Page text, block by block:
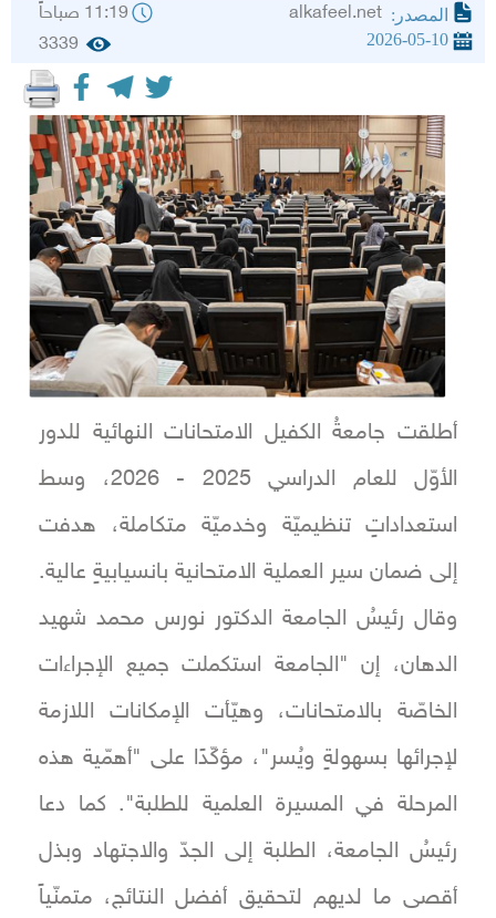
المصدر: 11:19 صباحاً
2026-05-10
3339
أطلقت جامعةُ الكفيل الامتحانات النهائية للدور
الأوّل للعام الدراسي 2025 - 2026، وسط
استعداداتٍ تنظيميّة وخدميّة متكاملة، هدفت
إلى ضمان سير العملية الامتحانية بانسيابيةٍ عالية.
وقال رئيسُ الجامعة الدكتور نورس محمد شهيد
الدهان، إن "الجامعة استكملت جميع الإجراءات
الخاصّة بالامتحانات، وهيّأت الإمكانات اللازمة
لإجرائها بسهولةٍ ويُسر"، مؤكّدًا على "أهمّية هذه
المرحلة في المسيرة العلمية للطلبة". كما دعا
رئيسُ الجامعة، الطلبة إلى الجدّ والاجتهاد وبذل
أقصى ما لديهم لتحقيق أفضل النتائج، متمنّياً